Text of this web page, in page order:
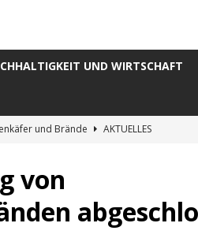
UND WIRTSCHAFT
und Brände
AKTUELLES
zur Untersuchung komplexer
von